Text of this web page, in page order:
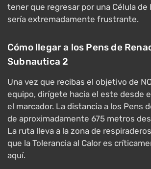
tener que regresar por una Célula de
sería extremadamente frustrante.
Cómo llegar a los Pens de
Subnautica 2
Una vez que recibas el objetivo de
equipo, dirígete hacia el este desde
el marcador. La distancia a los Pens
de aproximadamente 675 metros
La ruta lleva a la zona de
que la Tolerancia al Calor es
aquí.